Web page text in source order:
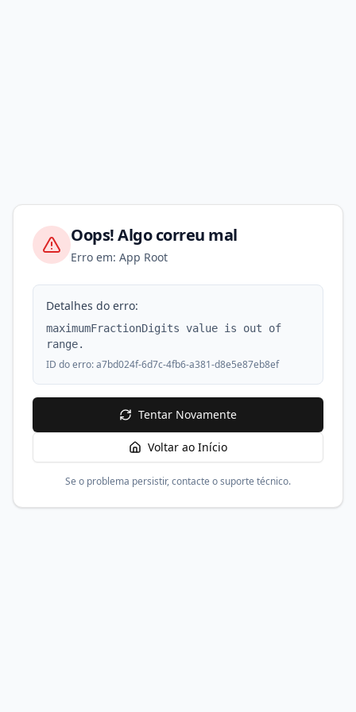
Oops! Algo correu mal
Erro em: App Root
Detalhes do erro:
maximumFractionDigits value is out of
range.
ID do erro:a7bd024f-6d7c-4fb6-a381-d8e5e87eb8ef
Tentar Novamente
Voltar ao Início
Se o problema persistir, contacte o suporte técnico.